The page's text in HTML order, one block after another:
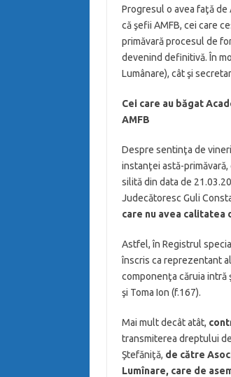
Progresul o avea faţă de
că şefii AMFB, cei care
primăvară procesul de
devenind definitivă. În
Lumânare), cât şi
Cei care au băgat
AMFB
Despre sentinţa de
instanţei astă-
silită din data de
Judecătoresc Guli
care nu avea
Astfel, în Registrul
înscris ca reprezentant
componenţa căruia intră
şi Toma Ion (f.167).
Mai mult decât atât,
transmiterea dreptului
Ştefăniţă, de către
Lumînare, care de